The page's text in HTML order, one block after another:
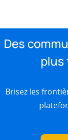
Des
plus
Brisez les